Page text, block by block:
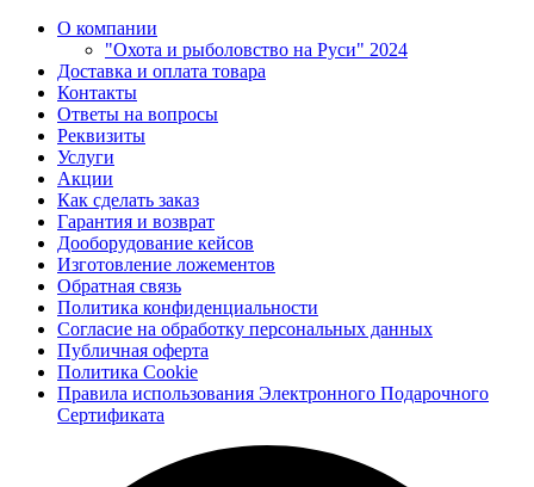
О компании
"Охота и рыболовство на Руси" 2024
Доставка и оплата товара
Контакты
Ответы на вопросы
Реквизиты
Услуги
Акции
Как сделать заказ
Гарантия и возврат
Дооборудование кейсов
Изготовление ложементов
Обратная связь
Политика конфиденциальности
Согласие на обработку персональных данных
Публичная оферта
Политика Cookie
Правила использования Электронного Подарочного
Сертификата